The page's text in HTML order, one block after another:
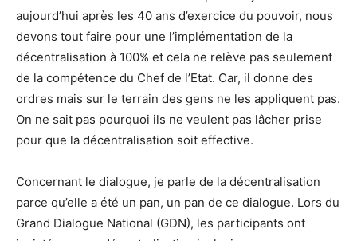
aujourd’hui après les 40 ans d’exercice du pouvoir, nous
devons tout faire pour une l’implémentation de la
décentralisation à 100% et cela ne relève pas seulement
de la compétence du Chef de l’Etat. Car, il donne des
ordres mais sur le terrain des gens ne les appliquent pas.
On ne sait pas pourquoi ils ne veulent pas lâcher prise
pour que la décentralisation soit effective.
Concernant le dialogue, je parle de la décentralisation
parce qu’elle a été un pan, un pan de ce dialogue. Lors du
Grand Dialogue National (GDN), les participants ont